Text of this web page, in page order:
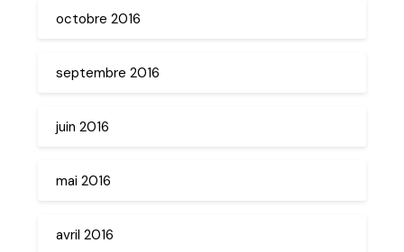
octobre 2016
septembre 2016
juin 2016
mai 2016
avril 2016